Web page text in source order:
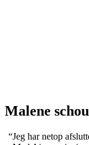
Malene
“Jeg har netop